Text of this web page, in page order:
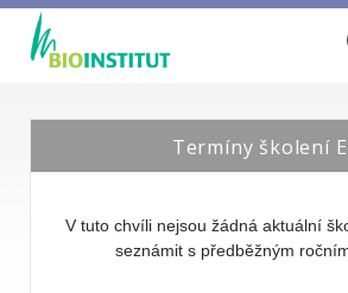
Termíny školení
V tuto chvíli nejsou žádná aktuální
seznámit s předběžným